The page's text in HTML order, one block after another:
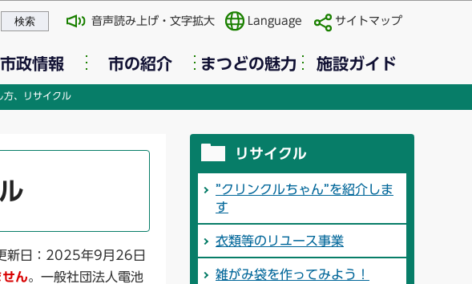
音声読み上げ・文字拡大 Language サイトマップ
市政情報 市の紹介 まつどの魅力 施設ガイド
方、リサイクル
新日：2025年9月26日
ん。一般社団法人電池
リサイクル
”クリンクルちゃん”を紹介しま
す
衣類等のリユース事業
雑がみ袋を作ってみよう！